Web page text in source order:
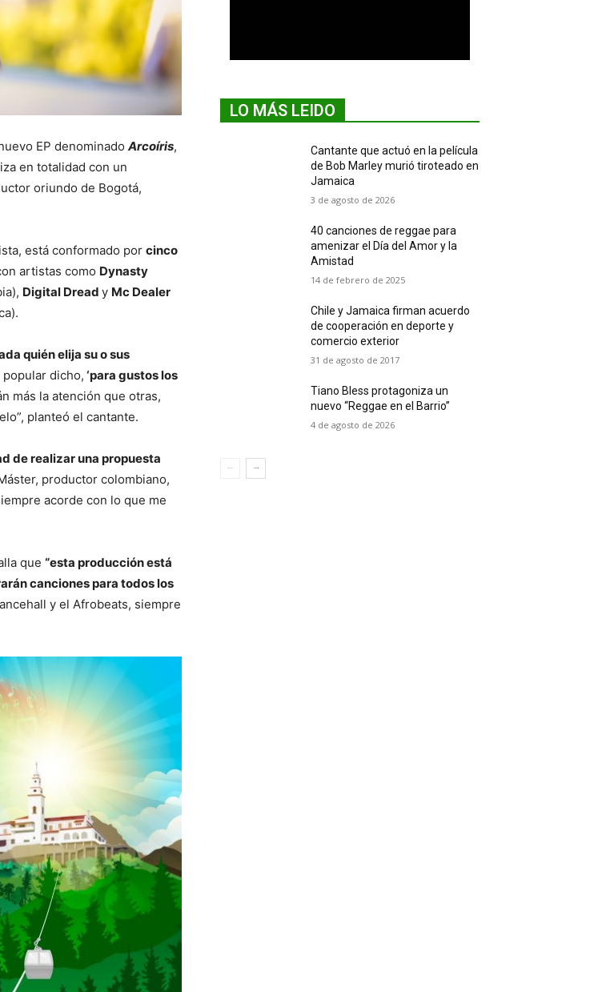
EP denominado Arcoíris,
en totalidad con un
oriundo de Bogotá,
está conformado por cinco
artistas como Dynasty
Digital Dread y Mc Dealer
quién elija su o sus
popular dicho, ‘para gustos los
más la atención que otras,
planteó el cantante.
de realizar una propuesta
productor colombiano,
acorde con lo que me
que “esta producción está
canciones para todos los
y el Afrobeats, siempre
LO MÁS LEIDO
Cantante que actuó en la película
de Bob Marley murió tiroteado en
Jamaica
3 de agosto de 2026
40 canciones de reggae para
amenizar el Día del Amor y la
Amistad
14 de febrero de 2025
Chile y Jamaica firman acuerdo
de cooperación en deporte y
comercio exterior
31 de agosto de 2017
Tiano Bless protagoniza un
nuevo “Reggae en el Barrio”
4 de agosto de 2026